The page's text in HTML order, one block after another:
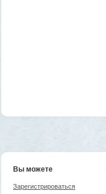
Вы можете
Зарегистрироваться